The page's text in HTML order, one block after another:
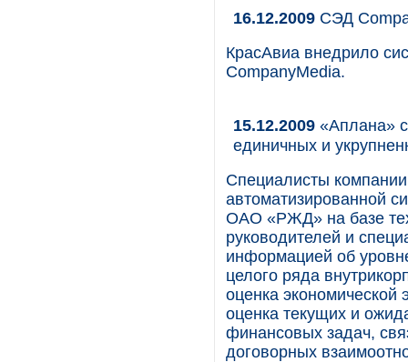
16.12.2009 СЭД
КрасАвиа внедрило
CompanyMedia.
15.12.2009 «Аплана»
единичных и
Специалисты
автоматизированной
ОАО «РЖД» на базе
руководителей и
информацией об
целого ряда
оценка экономической
оценка текущих и
финансовых задач,
договорных